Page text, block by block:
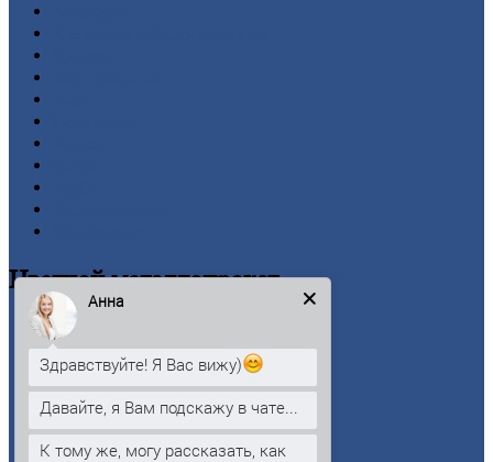
Цветнойметаллопрокат
Алюминий
Бронза
Вольфрам
Латунь
Медь
Никель
Анна
Здравствуйте! Я Вас вижу)
Давайте, я Вам подскажу в чате...
К тому же, могу рассказать, как